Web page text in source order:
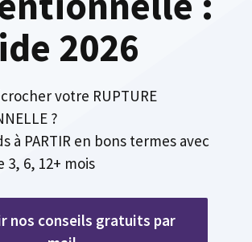
2026
votre RUPTURE
?
à PARTIR en bons termes avec
3, 6, 12+ mois
nos conseils gratuits par